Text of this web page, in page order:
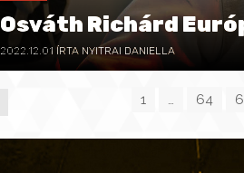
Osváth Richárd
2022.12.01 ÍRTA NYITRAI DANIELLA
1 … 64